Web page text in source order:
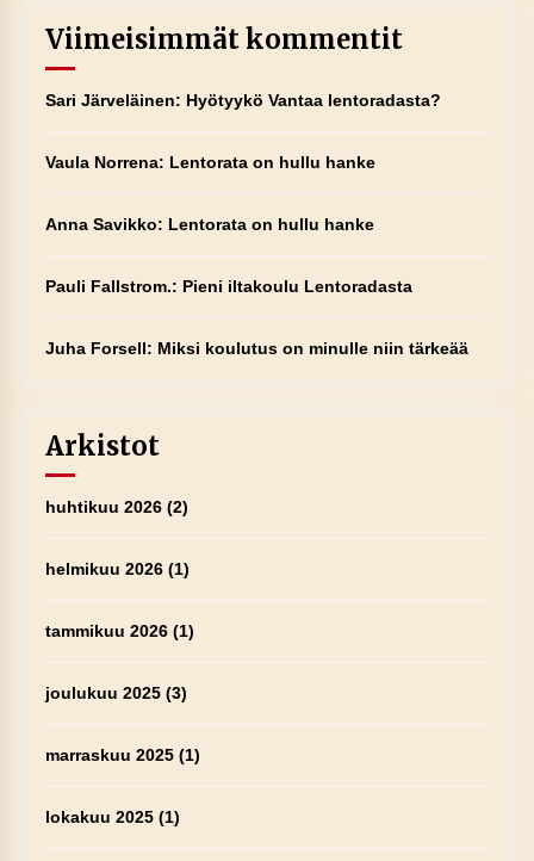
Viimeisimmät kommentit
Sari Järveläinen: Hyötyykö Vantaa lentoradasta?
Vaula Norrena: Lentorata on hullu hanke
Anna Savikko: Lentorata on hullu hanke
Pauli Fallstrom.: Pieni iltakoulu Lentoradasta
Juha Forsell: Miksi koulutus on minulle niin tärkeää
Arkistot
huhtikuu 2026(2)
helmikuu 2026(1)
tammikuu 2026(1)
joulukuu 2025(3)
marraskuu 2025(1)
lokakuu 2025(1)